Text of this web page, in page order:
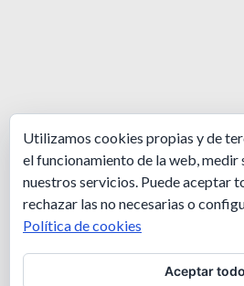
Utilizamos cookies propias y de
el funcionamiento de la web, medir
nuestros servicios. Puede aceptar
rechazar las no necesarias o
Política de cookies
Aceptar todo